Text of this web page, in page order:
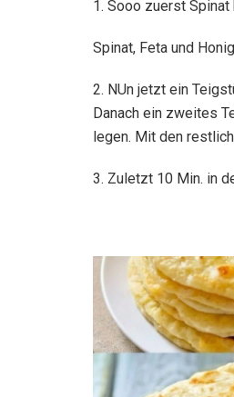
1. Sooo zuerst
Spinat, Feta und
2. NUn jetzt ein
Danach ein zweites
legen. Mit den
3. Zuletzt 10 Min. in